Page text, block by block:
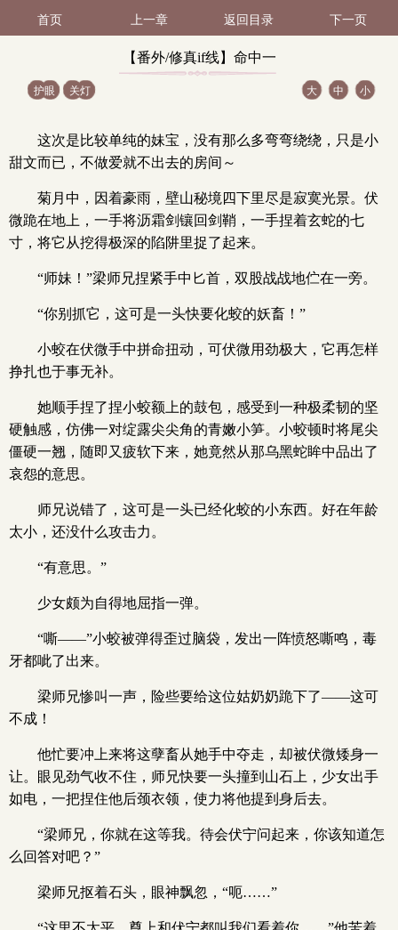
首页 上一章 返回目录 下一页
【番外/修真if线】命中一
护眼 关灯 大 中 小
这次是比较单纯的妹宝，没有那么多弯弯绕绕，只是小
甜文而已，不做爱就不出去的房间～
菊月中，因着豪雨，壁山秘境四下里尽是寂寞光景。伏
微跪在地上，一手将沥霜剑镶回剑鞘，一手捏着玄蛇的七
寸，将它从挖得极深的陷阱里捉了起来。
“师妹！”梁师兄捏紧手中匕首，双股战战地伫在一旁。
“你别抓它，这可是一头快要化蛟的妖畜！”
小蛟在伏微手中拼命扭动，可伏微用劲极大，它再怎样
挣扎也于事无补。
她顺手捏了捏小蛟额上的鼓包，感受到一种极柔韧的坚
硬触感，仿佛一对绽露尖尖角的青嫩小笋。小蛟顿时将尾尖
僵硬一翘，随即又疲软下来，她竟然从那乌黑蛇眸中品出了
哀怨的意思。
师兄说错了，这可是一头已经化蛟的小东西。好在年龄
太小，还没什么攻击力。
“有意思。”
少女颇为自得地屈指一弹。
“嘶——”小蛟被弹得歪过脑袋，发出一阵愤怒嘶鸣，毒
牙都呲了出来。
梁师兄惨叫一声，险些要给这位姑奶奶跪下了——这可
不成！
他忙要冲上来将这孽畜从她手中夺走，却被伏微矮身一
让。眼见劲气收不住，师兄快要一头撞到山石上，少女出手
如电，一把捏住他后颈衣领，使力将他提到身后去。
“梁师兄，你就在这等我。待会伏宁问起来，你该知道怎
么回答对吧？”
梁师兄抠着石头，眼神飘忽，“呃……”